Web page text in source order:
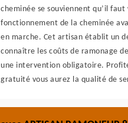
cheminée se souviennent qu’il
fonctionnement de la cheminée
en marche. Cet artisan établit un
connaître les coûts de ramonage
une intervention obligatoire.
gratuité vous aurez la qualité de